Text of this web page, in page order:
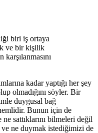
biri iş ortaya
ve bir kişilik
kadar yaptığı her şey
olmadığını söyler. Bir
duygusal bağ
Bunun için de
sattıklarını bilmeleri değil
ve ne duymak istediğimizi de